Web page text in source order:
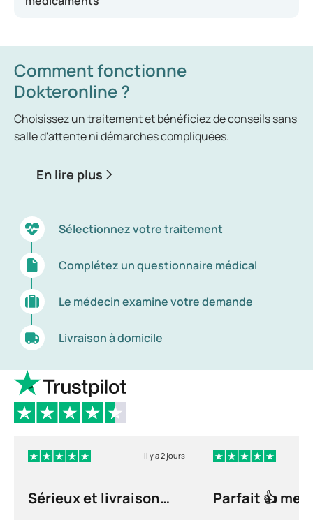
fortes par semaine ;
inappropriés ou de manière à mettre autrui en
danger (par exemple lors de la garde d'enfants
ou juste avant de prendre le volant) ;
Consommation d'alcool pour évacuer le stress
Présence de symptômes de sevrage
Comment fonctionne
Dokteronline ?
Choisissez un traitement et bénéficiez de conseils sans
salle d'attente ni démarches compliquées.
En lire plus
Sélectionnez votre traitement
Complétez un questionnaire médical
Le médecin examine votre demande
Livraison à domicile
il y a 2 jours
Sérieux et livraison
Parfait 👍